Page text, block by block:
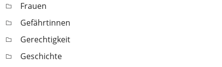
Frauen
Gefährtinnen
Gerechtigkeit
Geschichte